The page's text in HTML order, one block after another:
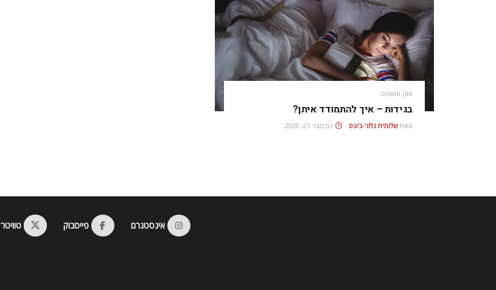
חוק ומשפט
בגידות – איך להתמודד איתן?
מאת שלומית גלזר-ג'ונס נובמבר 21, 2020
אינסטגרם פייסבוק טוויטר